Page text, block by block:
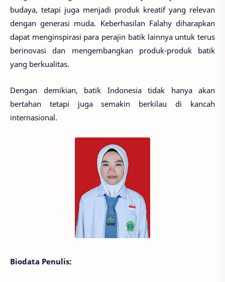
budaya, tetapi juga menjadi produk kreatif yang relevan
dengan generasi muda. Keberhasilan Falahy diharapkan
dapat menginspirasi para perajin batik lainnya untuk terus
berinovasi dan mengembangkan produk-produk batik
yang berkualitas.
Dengan demikian, batik Indonesia tidak hanya akan
bertahan tetapi juga semakin berkilau di kancah
internasional.
Biodata Penulis: